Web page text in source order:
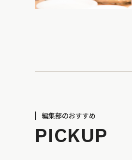
編集部のおすすめ
PICKUP